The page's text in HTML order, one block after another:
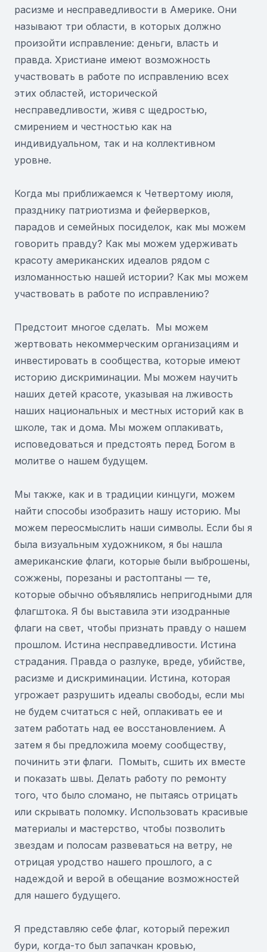
расизме и несправедливости в Америке. Они
называют три области, в которых должно
произойти исправление: деньги, власть и
правда. Христиане имеют возможность
участвовать в работе по исправлению всех
этих областей, исторической
несправедливости, живя с щедростью,
смирением и честностью как на
индивидуальном, так и на коллективном
уровне.
Когда мы приближаемся к Четвертому июля,
празднику патриотизма и фейерверков,
парадов и семейных посиделок, как мы можем
говорить правду? Как мы можем удерживать
красоту американских идеалов рядом с
изломанностью нашей истории? Как мы можем
участвовать в работе по исправлению?
Предстоит многое сделать. Мы можем
жертвовать некоммерческим организациям и
инвестировать в сообщества, которые имеют
историю дискриминации. Мы можем научить
наших детей красоте, указывая на лживость
наших национальных и местных историй как в
школе, так и дома. Мы можем оплакивать,
исповедоваться и предстоять перед Богом в
молитве о нашем будущем.
Мы также, как и в традиции кинцуги, можем
найти способы изобразить нашу историю. Мы
можем переосмыслить наши символы. Если бы я
была визуальным художником, я бы нашла
американские флаги, которые были выброшены,
сожжены, порезаны и растоптаны — те,
которые обычно объявлялись непригодными для
флагштока. Я бы выставила эти изодранные
флаги на свет, чтобы признать правду о нашем
прошлом. Истина несправедливости. Истина
страдания. Правда о разлуке, вреде, убийстве,
расизме и дискриминации. Истина, которая
угрожает разрушить идеалы свободы, если мы
не будем считаться с ней, оплакивать ее и
затем работать над ее восстановлением. А
затем я бы предложила моему сообществу,
починить эти флаги. Помыть, сшить их вместе
и показать швы. Делать работу по ремонту
того, что было сломано, не пытаясь отрицать
или скрывать поломку. Использовать красивые
материалы и мастерство, чтобы позволить
звездам и полосам развеваться на ветру, не
отрицая уродство нашего прошлого, а с
надеждой и верой в обещание возможностей
для нашего будущего.
Я представляю себе флаг, который пережил
бури, когда-то был запачкан кровью,